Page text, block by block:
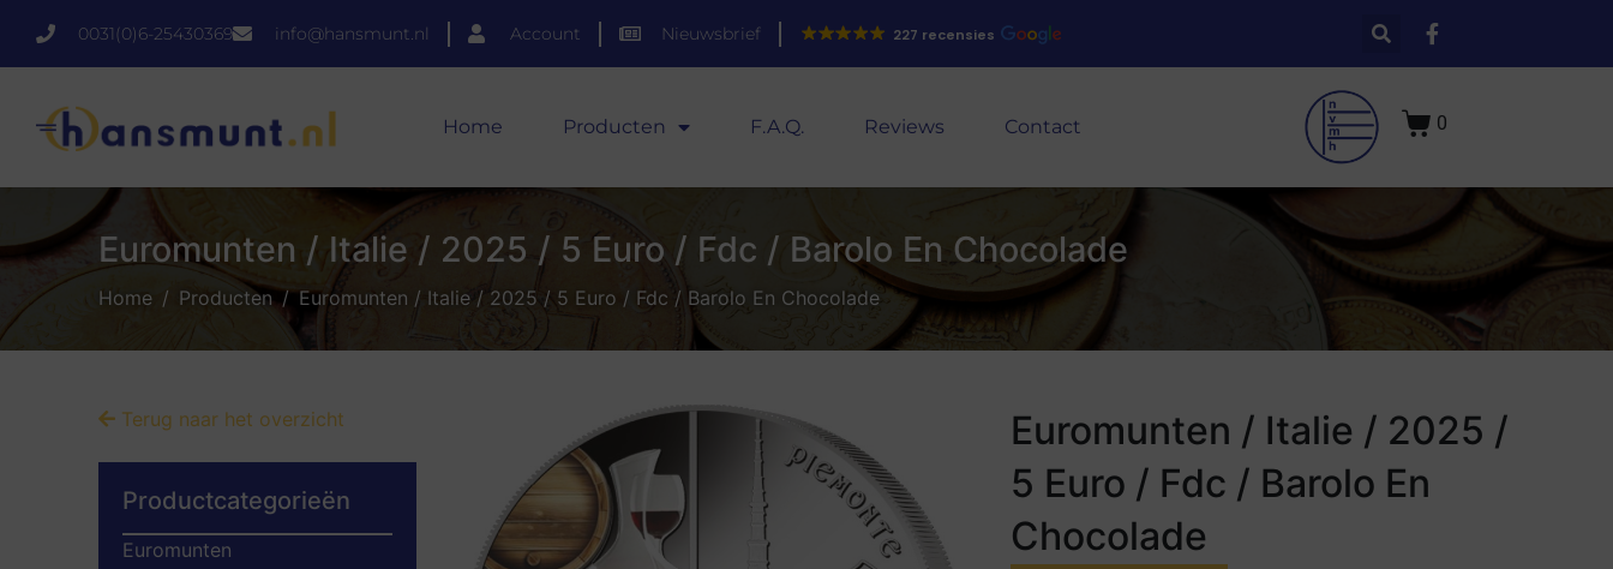
0031(0)6-25430369 info@hansmunt.nl Account Nieuwsbrief 227 recensies
Home Producten F.A.Q. Reviews Contact 0
Euromunten / Italie / 2025 / 5 Euro / Fdc / Barolo En Chocolade
Home Producten Euromunten / Italie / 2025 / 5 Euro / Fdc / Barolo En Chocolade
Euromunten / Italie / 2025 /
5 Euro / Fdc / Barolo En
Chocolade
Terug naar het overzicht
Productcategorieën
Euromunten